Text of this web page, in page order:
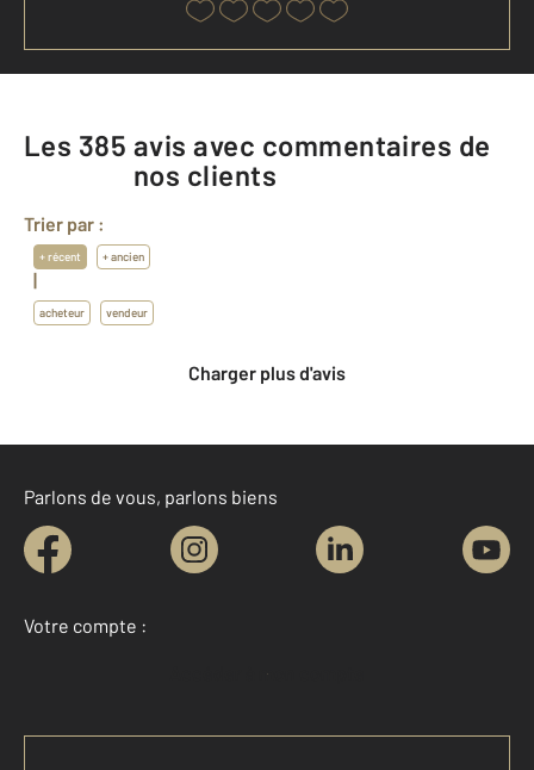
Les 385 avis avec commentaires de
nos clients
Trier par :
+ récent + ancien
|
acheteur vendeur
Charger plus d'avis
Parlons de vous, parlons biens
Votre compte :
Accéder à mon compte